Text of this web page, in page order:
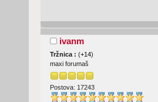
ivanm
Tržnica : (+14)
maxi forumaš
Postova: 17243